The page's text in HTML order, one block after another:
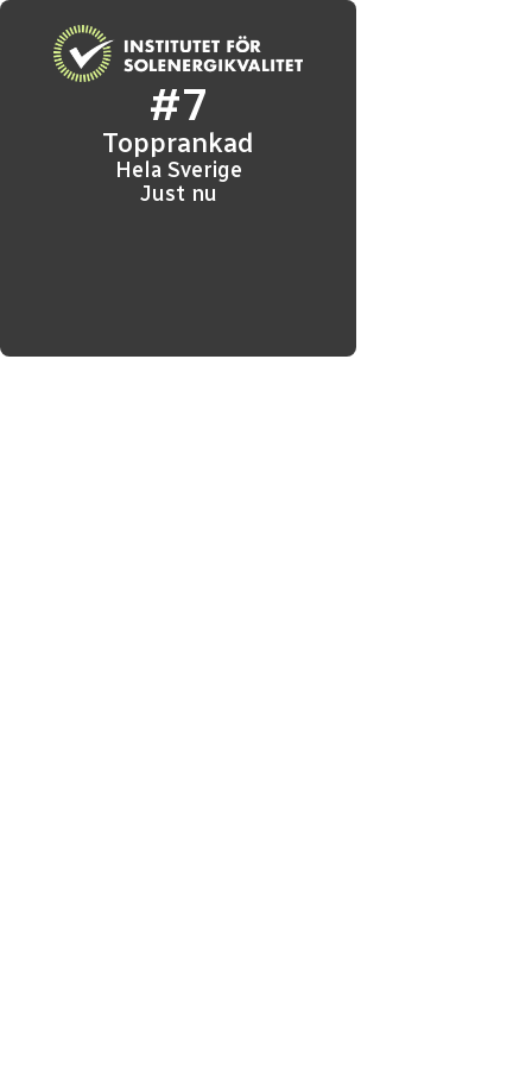
#7
Topprankad
Hela Sverige
Just nu